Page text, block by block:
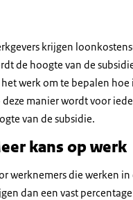
krijgen
de hoogte van de
werk om te bepalen
deze manier wordt voor
van de subsidie.
kans op werk
werknemers die werken
dan een vast